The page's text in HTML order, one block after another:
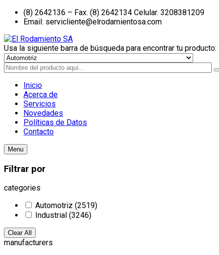
(8) 2642136 – Fax. (8) 2642134 Celular. 3208381209
Email: servicliente@elrodamientosa.com
Usa la siguiente barra de búsqueda para encontrar tu producto:
Inicio
Acerca de
Servicios
Novedades
Políticas de Datos
Contacto
Menu
Filtrar por
categories
Automotriz (2519)
Industrial (3246)
Clear All
manufacturers